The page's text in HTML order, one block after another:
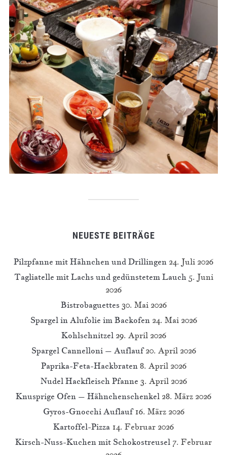
NEUESTE BEITRÄGE
Pilzpfanne mit Hähnchen und Drillingen 24. Juli 2026
Tagliatelle mit Lachs und gedünstetem Lauch 5. Juni
2026
Bistrobaguettes 30. Mai 2026
Spargel in Alufolie im Backofen 24. Mai 2026
Kohlschnitzel 29. April 2026
Spargel Cannelloni – Auflauf 20. April 2026
Paprika-Feta-Hackbraten 8. April 2026
Nudel Hackfleisch Pfanne 3. April 2026
Knusprige Ofen – Hähnchenschenkel 28. März 2026
Gyros-Gnocchi Auflauf 16. März 2026
Kartoffel-Pizza 14. Februar 2026
Kirsch-Nuss-Kuchen mit Schokostreusel 7. Februar